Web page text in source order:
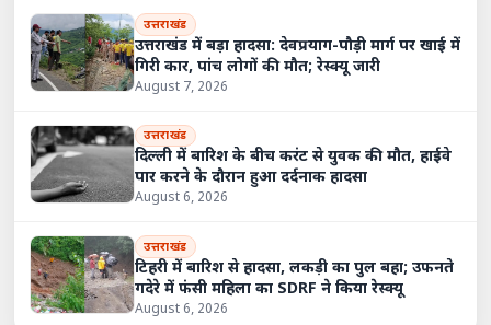
उत्तराखंड
उत्तराखंड में बड़ा हादसा: देवप्रयाग-पौड़ी मार्ग पर खाई में
गिरी कार, पांच लोगों की मौत; रेस्क्यू जारी
August 7, 2026
उत्तराखंड
दिल्ली में बारिश के बीच करंट से युवक की मौत, हाईवे
पार करने के दौरान हुआ दर्दनाक हादसा
August 6, 2026
उत्तराखंड
टिहरी में बारिश से हादसा, लकड़ी का पुल बहा; उफनते
गदेरे में फंसी महिला का SDRF ने किया रेस्क्यू
August 6, 2026